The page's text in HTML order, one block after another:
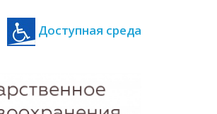
Доступная среда